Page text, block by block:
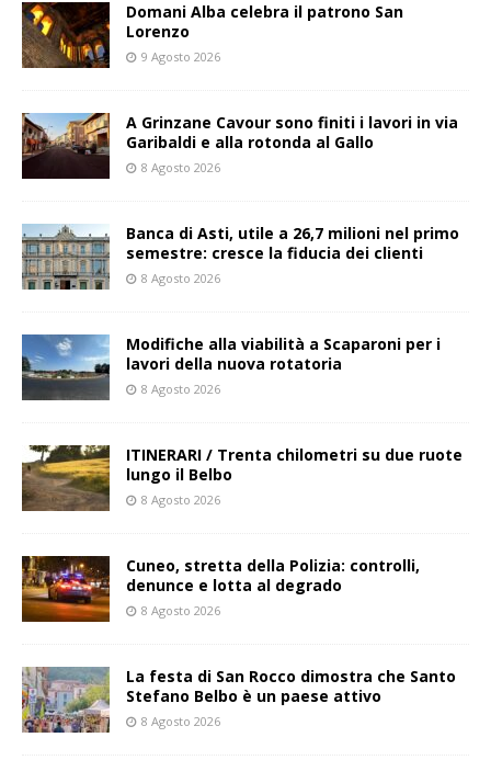
Domani Alba celebra il patrono San
Lorenzo
9 Agosto 2026
A Grinzane Cavour sono finiti i lavori in via
Garibaldi e alla rotonda al Gallo
8 Agosto 2026
Banca di Asti, utile a 26,7 milioni nel primo
semestre: cresce la fiducia dei clienti
8 Agosto 2026
Modifiche alla viabilità a Scaparoni per i
lavori della nuova rotatoria
8 Agosto 2026
ITINERARI / Trenta chilometri su due ruote
lungo il Belbo
8 Agosto 2026
Cuneo, stretta della Polizia: controlli,
denunce e lotta al degrado
8 Agosto 2026
La festa di San Rocco dimostra che Santo
Stefano Belbo è un paese attivo
8 Agosto 2026